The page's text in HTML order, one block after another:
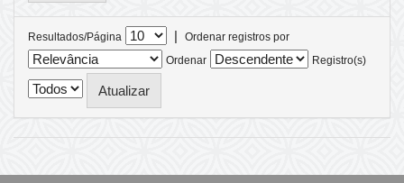
Resultados/Página |
Ordenar registros por
Ordenar
Registro(s)